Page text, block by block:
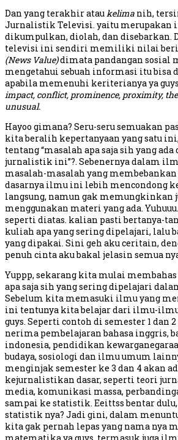
Dan yang terakhir ataukelima nih,
Jurnalistik Televisi. yaitu merupakan
dikumpulkan, diolah, dan disebarkan.
televisi ini sendiri memiliki nilai
(News Value)dimata pandangan sosial
mengetahui sebuah informasi itu bisa
apabila memenuhi keriterianya ya
impact, conflict, prominence, proximity,
unusual.
Hayoo gimana? Seru-seru semuakan
kita beralih kepertanyaan yang satu
tentang “masalah apa saja sih yang
jurnalistik ini”?. Sebenernya dalam
masalah-masalah yang membebankan
dasarnya ilmu ini lebih mencondong
langsung, namun gak memungkinkan
menggunakan materi yang ada.
seperti diatas. kalian pasti bertanya-
kuliah apa yang sering dipelajari, lalu
yang dipakai. Sini geh aku ceritain,
penuh cinta aku bakal jelasin semua
Yuppp, sekarang kita mulai
apa saja sih yang sering dipelajari
Sebelum kita memasuki ilmu yang
ini tentunya kita belajar dari ilmu-ilmu
guys. Seperti contoh di semester 1 dan
nerima pembelajaran bahasa inggris,
indonesia, pendidikan
budaya, sosiologi dan ilmu umum
menginjak semester ke 3 dan 4 akan
kejurnalistikan dasar, seperti teori
media, komunikasi massa,
sampai ke statistik. Eeittss bentar
statistik nya? Jadi gini, dalam
kita gak pernah lepas yang nama nya